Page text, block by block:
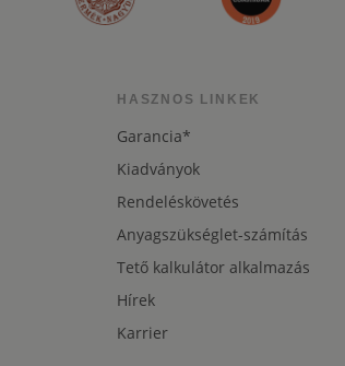
HASZNOS LINKEK
Garancia*
Kiadványok
Rendeléskövetés
Anyagszükséglet-számítás
Tető kalkulátor alkalmazás
Hírek
Karrier